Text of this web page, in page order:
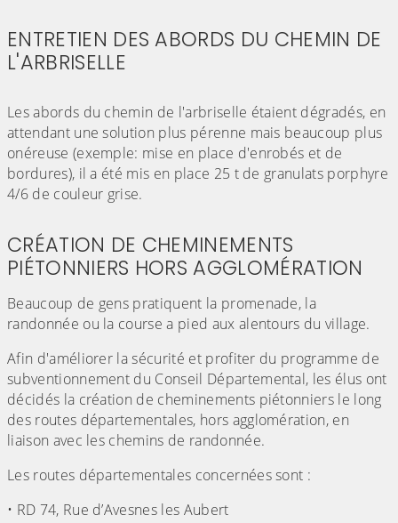
ENTRETIEN DES ABORDS DU CHEMIN DE
L'ARBRISELLE
Les abords du chemin de l'arbriselle étaient dégradés, en
attendant une solution plus pérenne mais beaucoup plus
onéreuse (exemple: mise en place d'enrobés et de
bordures), il a été mis en place 25 t de granulats porphyre
4/6 de couleur grise.
CRÉATION DE CHEMINEMENTS
PIÉTONNIERS HORS AGGLOMÉRATION
Beaucoup de gens pratiquent la promenade, la
randonnée ou la course a pied aux alentours du village.
Afin d'améliorer la sécurité et profiter du programme de
subventionnement du Conseil Départemental, les élus ont
décidés la création de cheminements piétonniers le long
des routes départementales, hors agglomération, en
liaison avec les chemins de randonnée.
Les routes départementales concernées sont :
• RD 74, Rue d’Avesnes les Aubert